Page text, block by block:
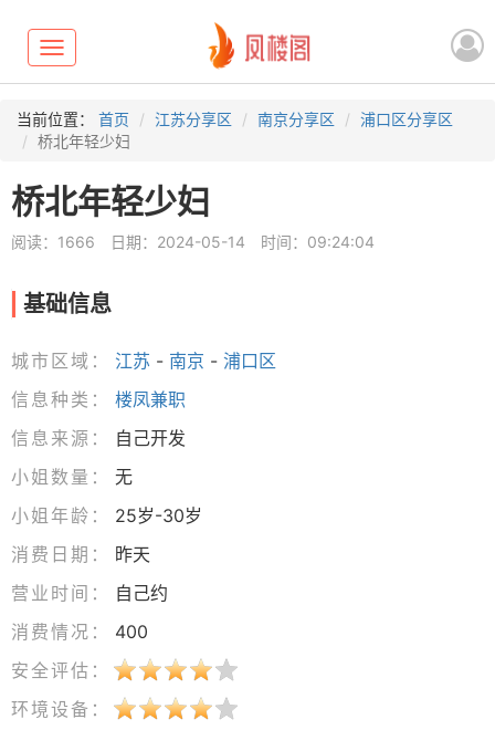
Toggle
navigation
当前位置： 首页 江苏分享区 南京分享区
浦口区分享区
桥北年轻少妇
桥北年轻少妇
阅读：1666 日期：2024-05-14 时间：09:24:04
基础信息
城市区域： 江苏 - 南京 - 浦口区
信息种类：
楼凤兼职
信息来源：
自己开发
小姐数量：
无
小姐年龄：
25岁-30岁
消费日期：
昨天
营业时间：
自己约
消费情况：
400
安全评估：
环境设备：